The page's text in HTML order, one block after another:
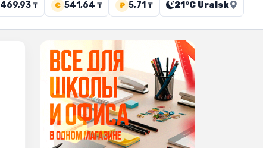
469,93 ₸ € 541,64 ₸ ₽ 5,71 ₸ 21°C Uralsk